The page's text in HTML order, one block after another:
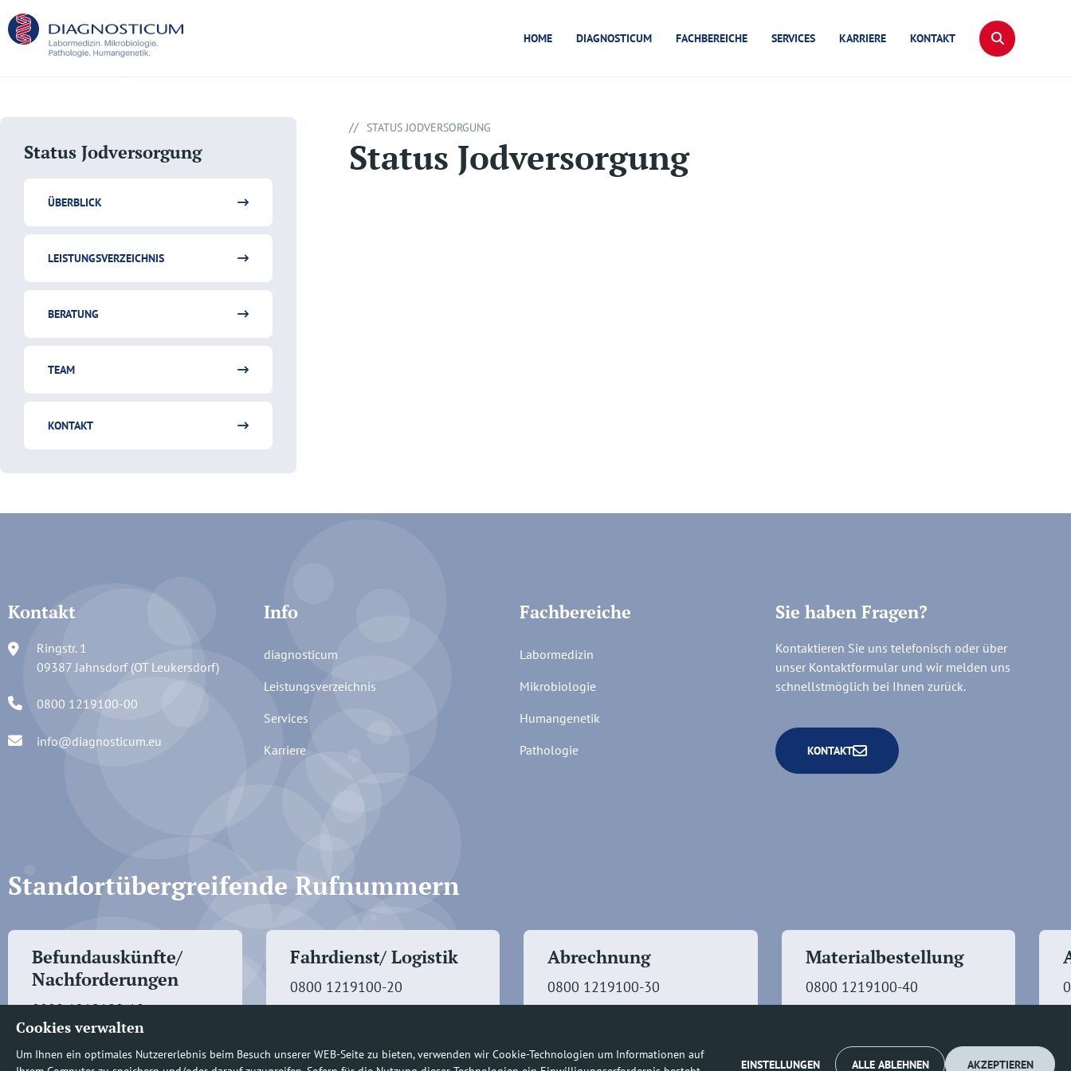
Cookies verwalten
Um Ihnen ein optimales Nutzererlebnis beim Besuch unserer WEB-Seite zu bieten, verwenden wir Cookie-Technologien um Informationen auf
AKZEPTIEREN
ALLE ABLEHNEN
EINSTELLUNGEN
HOME DIAGNOSTICUM FACHBEREICHE SERVICES KARRIERE KONTAKT
Status Jodversorgung
ÜBERBLICK
LEISTUNGSVERZEICHNIS
BERATUNG
TEAM
KONTAKT
// STATUS JODVERSORGUNG
Status Jodversorgung
Kontakt
Ringstr. 1
09387 Jahnsdorf (OT Leukersdorf)
0800 1219100-00
info@diagnosticum.eu
Info
diagnosticum
Leistungsverzeichnis
Services
Karriere
Fachbereiche
Labormedizin
Mikrobiologie
Humangenetik
Pathologie
Sie haben Fragen?
Kontaktieren Sie uns telefonisch oder über
unser Kontaktformular und wir melden uns
schnellstmöglich bei Ihnen zurück.
KONTAKT
Standortübergreifende Rufnummern
Befundauskünfte/
Nachforderungen
0800 1219100-10
Fahrdienst/ Logistik
0800 1219100-20
Abrechnung
0800 1219100-30
Materialbestellung
0800 1219100-40